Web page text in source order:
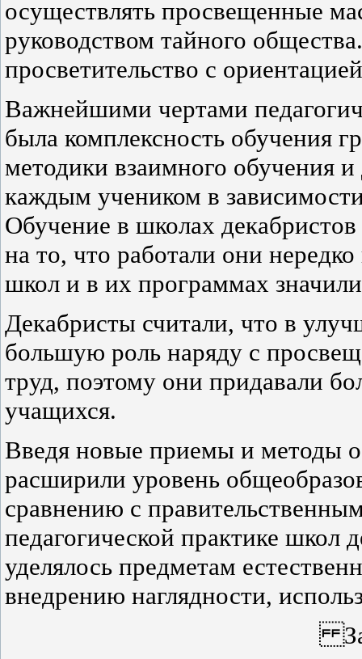
осуществлять просвещенные
руководством тайного
просветительство с
Важнейшими чертами
была комплексность обучения
методики взаимного обучения
каждым учеником в
Обучение в школах
на то, что работали они
школ и в их программах
Декабристы считали, что в
большую роль наряду с
труд, поэтому они придавали
учащихся.
Введя новые приемы и методы
расширили уровень
сравнению с
педагогической практике школ
уделялось предметам
внедрению наглядности,